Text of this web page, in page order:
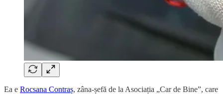
Ea e Rocsana Contraș, zâna-șefă de la Asociația „Car de Bine”, care